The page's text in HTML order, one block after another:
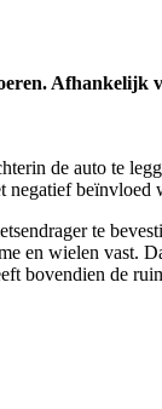
de auto te
negatief beïnvloed
te
en wielen vast.
bovendien de